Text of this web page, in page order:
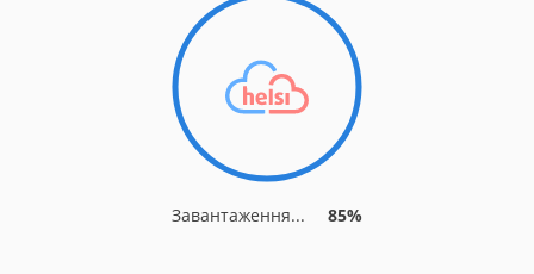
Завантаження... 85%